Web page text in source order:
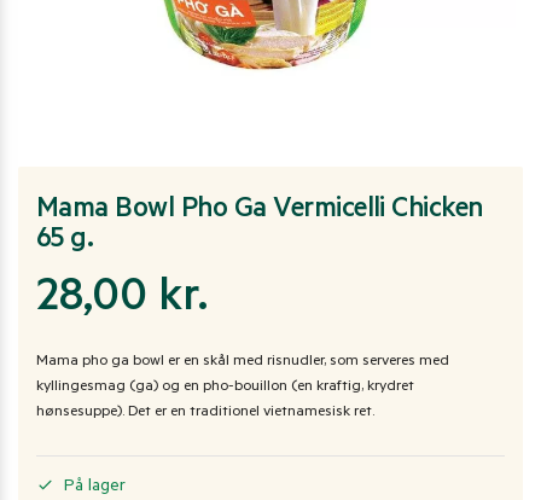
Mama Bowl Pho Ga Vermicelli Chicken
65 g.
28,00 kr.
Mama pho ga bowl er en skål med risnudler, som serveres med
kyllingesmag (ga) og en pho-bouillon (en kraftig, krydret
hønsesuppe). Det er en traditionel vietnamesisk ret.
På lager